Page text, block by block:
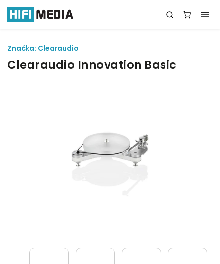
Clearaudio Innovation Basic
Značka: Clearaudio